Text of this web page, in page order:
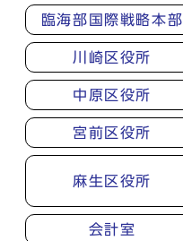
臨海部国際戦略本部
川崎区役所
中原区役所
宮前区役所
麻生区役所
会計室